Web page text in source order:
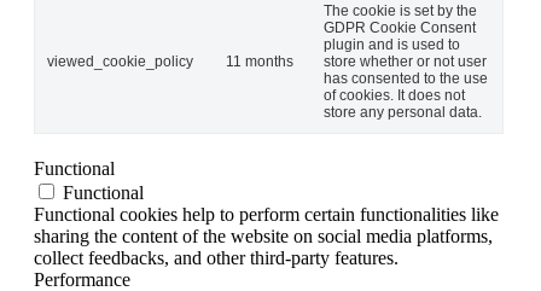
viewed_cookie_policy 11 months
The cookie is set by the
GDPR Cookie Consent
plugin and is used to
store whether or not user
has consented to the use
of cookies. It does not
store any personal data.
Functional
Functional
Functional cookies help to perform certain functionalities like
sharing the content of the website on social media platforms,
collect feedbacks, and other third-party features.
Performance